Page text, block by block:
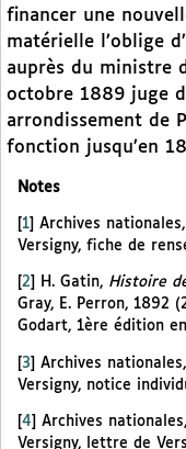
financer une
matérielle l’oblige
auprès du ministre
octobre 1889 juge
arrondissement de
fonction jusqu’en
Notes
[1] Archives
Versigny, fiche de
2 H. Gatin, Histoire
Gray, E. Perron, 1892
Godart, 1ère édition
[3] Archives
Versigny, notice
4
Archives
Versigny, lettre de